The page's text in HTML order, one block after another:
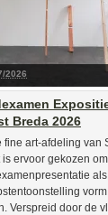
2026
Breda 2026
fine art-afdeling van
is ervoor gekozen
als
vorm
Verspreid door de